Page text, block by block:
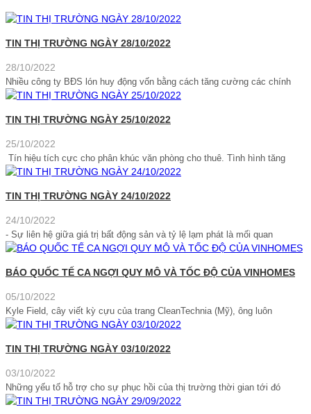
TIN THỊ TRƯỜNG NGÀY 28/10/2022
28/10/2022
Nhiều công ty BĐS lón huy động vốn bằng cách tăng cường các chính
TIN THỊ TRƯỜNG NGÀY 25/10/2022
25/10/2022
Tín hiệu tích cực cho phân khúc văn phòng cho thuê. Tình hình tăng
TIN THỊ TRƯỜNG NGÀY 24/10/2022
24/10/2022
- Sự liên hệ giữa giá trị bất động sản và tỷ lệ lạm phát là mối quan
BÁO QUỐC TẾ CA NGỢI QUY MÔ VÀ TỐC ĐỘ CỦA VINHOMES
05/10/2022
Kyle Field, cây viết kỳ cựu của trang CleanTechnia (Mỹ), ông luôn
TIN THỊ TRƯỜNG NGÀY 03/10/2022
03/10/2022
Những yếu tố hỗ trợ cho sự phục hồi của thị trường thời gian tới đó